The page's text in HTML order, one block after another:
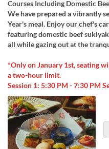
Courses Including Domestic
We have prepared a vibrantly
Year's meal. Enjoy our chef's
featuring domestic beef
all while gazing out at the
*Only on January 1st, seating
a two-hour limit.
Session 1: 5:30 PM - 7:30 PM